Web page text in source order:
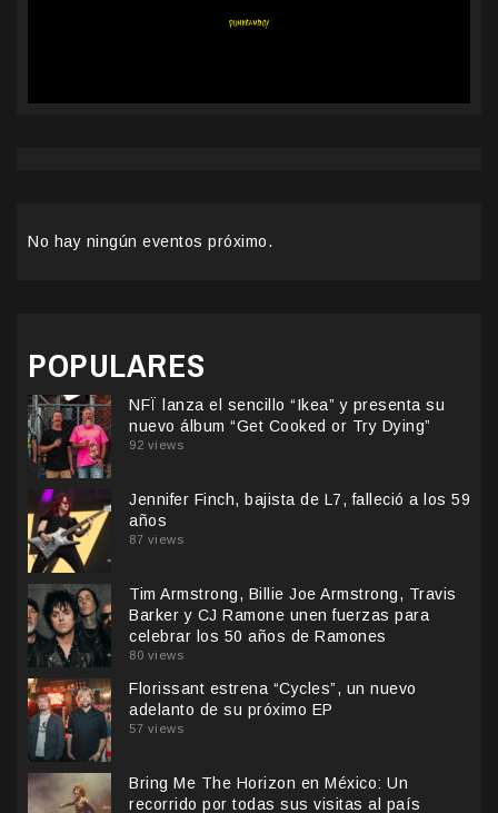
No hay ningún eventos próximo.
POPULARES
NFÏ lanza el sencillo “Ikea” y presenta su
nuevo álbum “Get Cooked or Try Dying”
92 views
Jennifer Finch, bajista de L7, falleció a los 59
años
87 views
Tim Armstrong, Billie Joe Armstrong, Travis
Barker y CJ Ramone unen fuerzas para
celebrar los 50 años de Ramones
80 views
Florissant estrena “Cycles”, un nuevo
adelanto de su próximo EP
57 views
Bring Me The Horizon en México: Un
recorrido por todas sus visitas al país